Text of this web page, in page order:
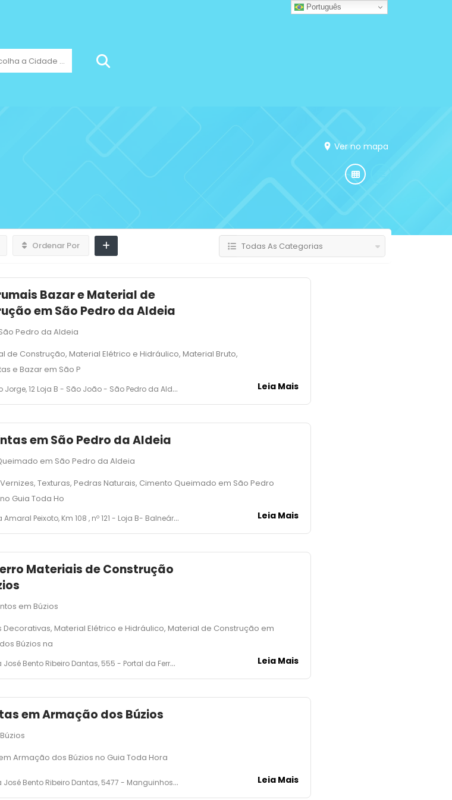
a Cidade ...
Ver no mapa
Ordenar Por Todas As Categorias
Bazar e Material de
em São Pedro da Aldeia
Pedro da Aldeia
de Construção, Material Elétrico e Hidráulico, Material Bruto,
e Bazar em São P
12 Loja B - São João - São Pedro da Aldeia - RJ Leia Mais
em São Pedro da Aldeia
em São Pedro da Aldeia
Texturas, Pedras Naturais, Cimento Queimado em São Pedro
Guia Toda Ho
Peixoto, Km 108 , nº 121 - Loja B- Balneário- São Pedro da Aldeia - RJ Leia Mais
Materiais de Construção
em Búzios
Decorativas, Material Elétrico e Hidráulico, Material de Construção em
Búzios na
Bento Ribeiro Dantas, 555 - Portal da Ferradura - Armação dos Búzios Leia Mais
em Armação dos Búzios
Armação dos Búzios no Guia Toda Hora
Bento Ribeiro Dantas, 5477 - Manguinhos- Armação dos Búzios Leia Mais
Português